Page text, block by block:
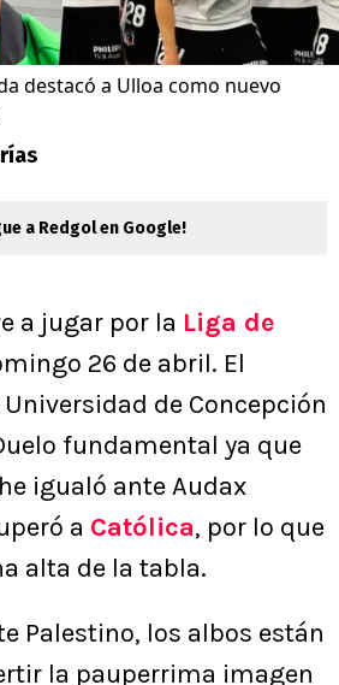
destacó a Ulloa como nuevo
a Redgol en Google!
a jugar por la Liga de
26 de abril. El
de Concepción
fundamental ya que
igualó ante Audax
a Católica, por lo que
alta de la tabla.
Palestino, los albos están
la pauperrima imagen